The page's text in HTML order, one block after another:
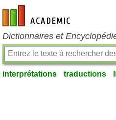
fr-academic.com
Dictionnaires et
interprétations traductions